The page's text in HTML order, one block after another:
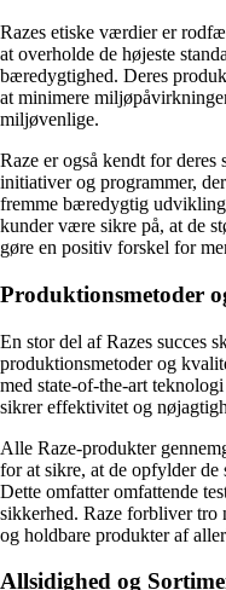
Razes etiske værdier er
at overholde de højeste
bæredygtighed. Deres
at minimere
miljøvenlige.
Raze er også kendt for deres
initiativer og programmer,
fremme bæredygtig
kunder være sikre på, at de
gøre en positiv forskel for
Produktionsmetoder
En stor del af Razes succes
produktionsmetoder og
med state-of-the-art
sikrer effektivitet og
Alle Raze-produkter
for at sikre, at de opfylder de
Dette omfatter omfattende
sikkerhed. Raze forbliver tro
og holdbare produkter af
Allsidighed og